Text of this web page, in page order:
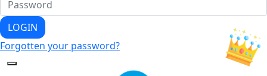
LOGIN
Forgotten your password?